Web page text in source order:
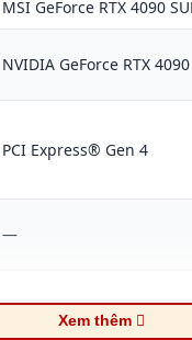
Thiết
của
24Glà
hai của
MSI GeForce RTX 4090
NVIDIA GeForce RTX 4090
PCI Express® Gen 4
—
16384
Xem thêm